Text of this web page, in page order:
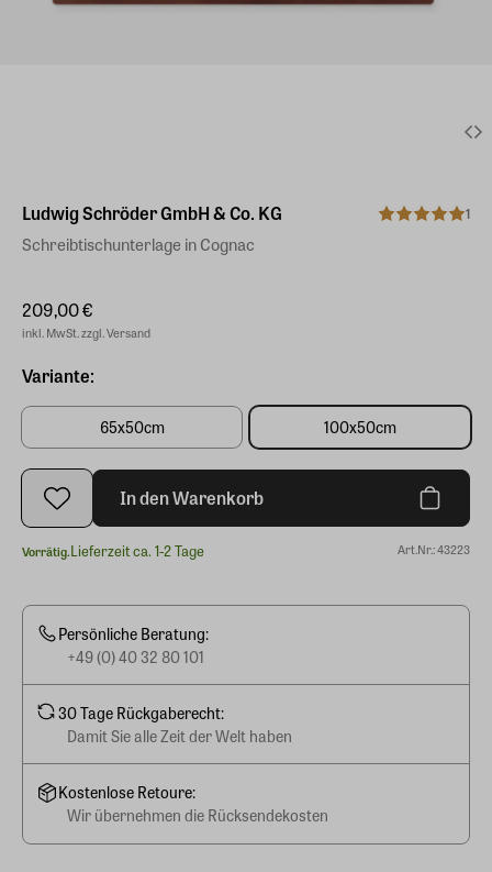
Ludwig Schröder GmbH & Co. KG 1
Schreibtischunterlage in Cognac
209,00 €
inkl. MwSt. zzgl. Versand
Variante:
65x50cm 100x50cm
In den Warenkorb
Vorrätig.Lieferzeit ca. 1-2 Tage Art.Nr.: 43223
Persönliche Beratung:
+49 (0) 40 32 80 101
30 Tage Rückgaberecht:
Damit Sie alle Zeit der Welt haben
Kostenlose Retoure:
Wir übernehmen die Rücksendekosten